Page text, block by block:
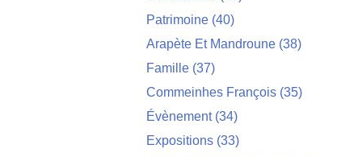
Patrimoine (40)
Arapète Et Mandroune (38)
Famille (37)
Commeinhes François (35)
Évènement(34)
Expositions (33)